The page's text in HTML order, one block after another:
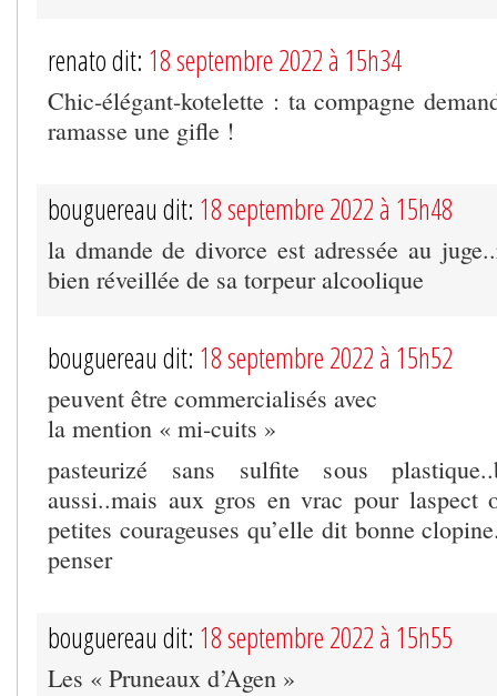
renato dit: 18 septembre 2022 à 15h34
Chic-élégant-kotelette : ta compagne
ramasse une gifle !
bouguereau dit: 18 septembre 2022 à 15h48
la dmande de divorce est adressée au
bien réveillée de sa torpeur alcoolique
bouguereau dit: 18 septembre 2022 à 15h52
peuvent être commercialisés avec
la mention « mi-cuits »
pasteurizé sans sulfite sous
aussi..mais aux gros en vrac pour laspect
petites courageuses qu’elle dit bonne
penser
bouguereau dit: 18 septembre 2022 à 15h55
Les « Pruneaux d’Agen »